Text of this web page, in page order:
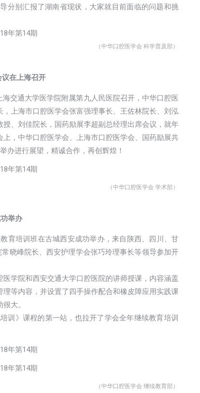
分别汇报了湖南省现状，大家就目前面临的问题和挑
（中华口腔医学会 科学普及部）
在上海召开
交通大学医学院附属第九人民医院召开，中华口腔医
上海市口腔医学会张富强理事长、王佐林院长、刘泓
、刘佳院长，国药励展李超副总经理出席会议，就年
，中华口腔医学会、上海市口腔医学会、国药励展共
办进行展望，精诚合作，再创辉煌！
（中华口腔医学会 学术部）
举办
育培训班在古城西安成功举办，来自陕西、四川、甘
晓峰院长、西安护理学会张巧玲理事长等领导参加开
学院和西安交通大学口腔医院的讲师授课，内容涵盖
等内容，并设置了四手操作配合和橡皮障应用实践课
大。
训》课程的第一站，也拉开了学会全年继续教育培训
（中华口腔医学会 继续教育部）